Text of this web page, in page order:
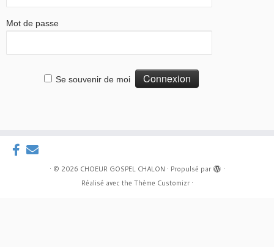
Mot de passe
Se souvenir de moi
· © 2026 CHOEUR GOSPEL CHALON · Propulsé par
·
Réalisé avec the Thème Customizr·